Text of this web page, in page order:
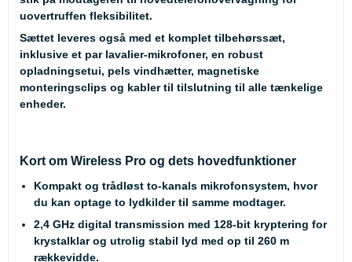
uovertruffen fleksibilitet.
Sættet leveres også med et komplet tilbehørssæt,
inklusive et par lavalier-mikrofoner, en robust
opladningsetui, pels vindhætter, magnetiske
monteringsclips og kabler til tilslutning til alle tænkelige
enheder.
Kort om Wireless Pro og dets hovedfunktioner
Kompakt og trådløst to-kanals mikrofonsystem, hvor
du kan optage to lydkilder til samme modtager.
2,4 GHz digital transmission med 128-bit kryptering for
krystalklar og utrolig stabil lyd med op til 260 m
rækkevidde.